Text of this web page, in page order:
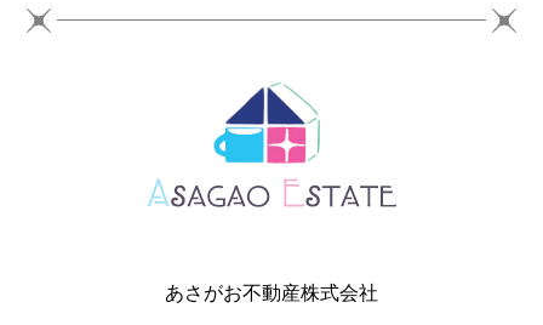
あさがお不動産株式会社